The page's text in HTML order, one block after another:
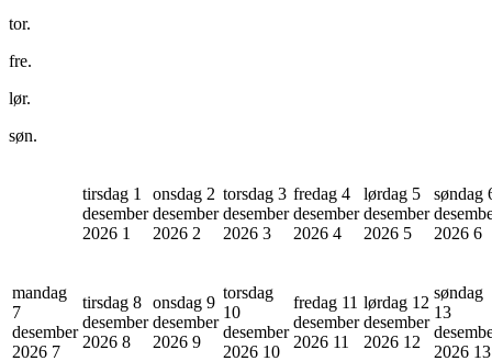
tor.
fre.
lør.
søn.
tirsdag 1
desember
2026 1
onsdag 2
desember
2026 2
torsdag 3
desember
2026 3
fredag 4
desember
2026 4
lørdag 5
desember
2026 5
søndag
2026 6
mandag
7
desember
2026 7
tirsdag 8
desember
2026 8
onsdag 9
desember
2026 9
torsdag
10
desember
2026 10
fredag 11
desember
2026 11
lørdag 12
desember
2026 12
søndag
13
2026 13